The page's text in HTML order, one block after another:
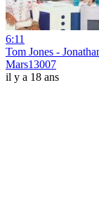
6:11
Tom Jones -
Mars13007
il y a 18 ans